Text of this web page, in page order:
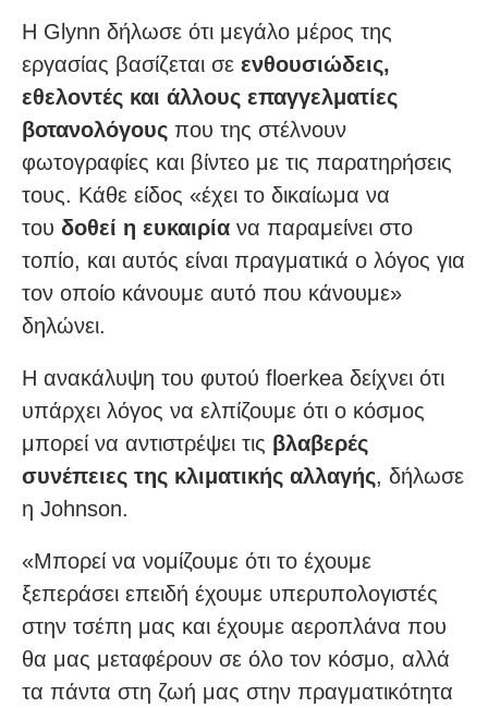
Η Glynn δήλωσε ότι μεγάλο μέρος της
εργασίας βασίζεται σε ενθουσιώδεις,
εθελοντές και άλλους επαγγελματίες
βοτανολόγους που της στέλνουν
φωτογραφίες και βίντεο με τις παρατηρήσεις
τους. Κάθε είδος «έχει το δικαίωμα να
του δοθεί η ευκαιρία να παραμείνει στο
τοπίο, και αυτός είναι πραγματικά ο λόγος για
τον οποίο κάνουμε αυτό που κάνουμε»
δηλώνει.
Η ανακάλυψη του φυτού floerkea δείχνει ότι
υπάρχει λόγος να ελπίζουμε ότι ο κόσμος
μπορεί να αντιστρέψει τις βλαβερές
συνέπειες της κλιματικής αλλαγής, δήλωσε
η Johnson.
«Μπορεί να νομίζουμε ότι το έχουμε
ξεπεράσει επειδή έχουμε υπερυπολογιστές
στην τσέπη μας και έχουμε αεροπλάνα που
θα μας μεταφέρουν σε όλο τον κόσμο, αλλά
τα πάντα στη ζωή μας στην πραγματικότητα